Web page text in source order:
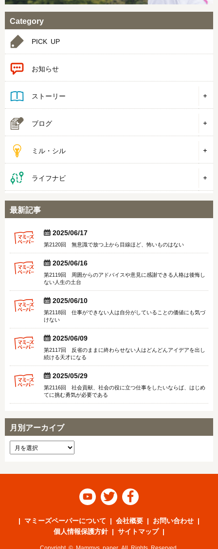
Category
PICK UP
お知らせ
ストーリー
ブログ
ミル・シル
ライフナビ
最新記事
  2025/06/17
第2120回 無意識で放つ上から目線ほど、怖いものはない
  2025/06/16
第2119回 周囲からのアドバイスや意見に感謝できる人格は後悔し
ない人生の土台
  2025/06/10
第2118回 仕事ができない人は自分がしていることの価値にも気づ
けない
  2025/06/09
第2117回 反省のままに終わらせない人はどんどんアイデアを出し
続ける天才になる
  2025/05/29
第2116回 社会貢献、社会の役に立つ仕事をしたいならば、はじめ
てに挑む勇気が必要である
月別アーカイブ
  
マミーズペーパーについて 会社概要
お問い合わせ
個人情報保護方針
サイトマップ
Copyright © Mammys paper All Rights Reserved.